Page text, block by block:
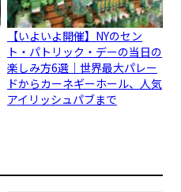
【いよいよ開催】NYのセン
ト・パトリック・デーの当日の
楽しみ方6選｜世界最大パレー
ドからカーネギーホール、人気
アイリッシュパブまで